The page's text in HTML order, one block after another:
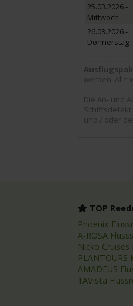
25.03.2026 -
Mittwoch
26.03.2026 -
Donnerstag
werden. Alle
Die An- und
Schiffsdefekt
und / oder
TOP
Phoenix
A-ROSA
Nicko Cruises
PLANTOURS
AMADEUS
1AVista